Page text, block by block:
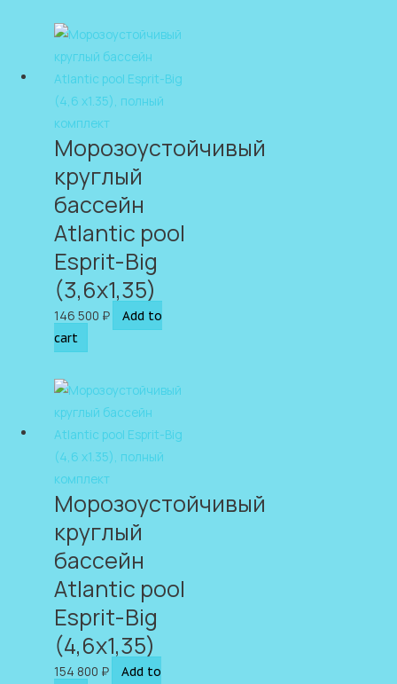
Морозоустойчивый
круглый
бассейн
Atlantic pool
Esprit-Big
(3,6х1,35)
146 500 ₽
Add to
cart
Морозоустойчивый
круглый
бассейн
Atlantic pool
Esprit-Big
(4,6х1,35)
154 800 ₽
Add to